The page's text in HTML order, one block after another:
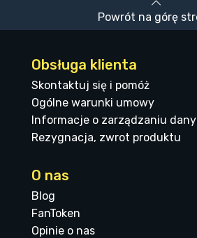
Powrót na górę
Obsługa klienta
Skontaktuj się i pomóż
Ogólne warunki umowy
Informacje o zarządzaniu
Rezygnacja, zwrot produktu
O nas
Blog
FanToken
Opinie o nas